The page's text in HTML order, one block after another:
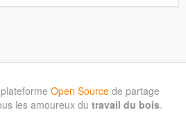
Open Source de partage
les amoureux du travail du bois.